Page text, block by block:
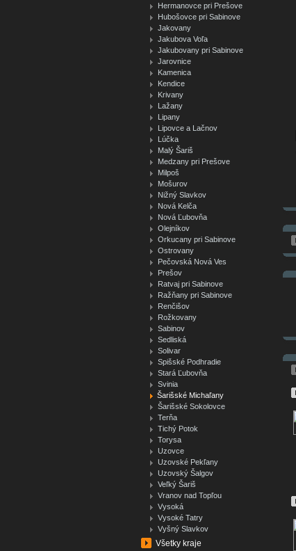
Hermanovce pri Prešove
Hubošovce pri Sabinove
Jakovany
Jakubova Voľa
Jakubovany pri Sabinove
Jarovnice
Kamenica
Kendice
Krivany
Lažany
Lipany
Lipovce a Lačnov
Lúčka
Malý Šariš
Medzany pri Prešove
Milpoš
Mošurov
Nižný Slavkov
Nová Kelča
Nová Ľubovňa
Olejníkov
Orkucany pri Sabinove
Ostrovany
Pečovská Nová Ves
Prešov
Ratvaj pri Sabinove
Ražňany pri Sabinove
Renčišov
Rožkovany
Sabinov
Sedliská
Solivar
Spišské Podhradie
Stará Ľubovňa
Svinia
Šarišské Michaľany
Šarišské Sokolovce
Terňa
Tichý Potok
Torysa
Uzovce
Uzovské Pekľany
Uzovský Šalgov
Veľký Šariš
Vranov nad Topľou
Vysoká
Vysoké Tatry
Vyšný Slavkov
Všetky kraje